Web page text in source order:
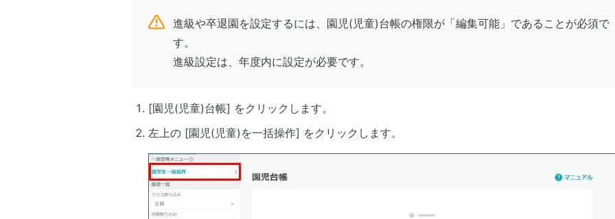
進級や卒退園を設定するには、園児(児童)台帳の権限が「編集可能」であることが必須で
す。
進級設定は、年度内に設定が必要です。
[園児(児童)台帳] をクリックします。
左上の [園児(児童)を一括操作] をクリックします。